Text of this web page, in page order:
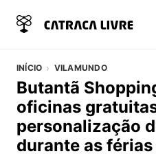
INÍCIO VILAMUNDO
Butantã
oficinas
personalização
durante as